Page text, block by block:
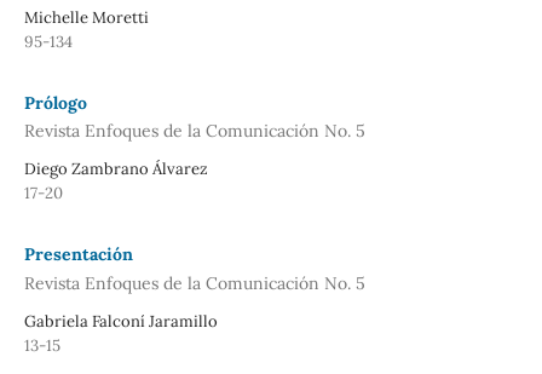
Michelle Moretti
95-134
Prólogo
Revista Enfoques de la Comunicación No. 5
Diego Zambrano Álvarez
17-20
Presentación
Revista Enfoques de la Comunicación No. 5
Gabriela Falconí Jaramillo
13-15